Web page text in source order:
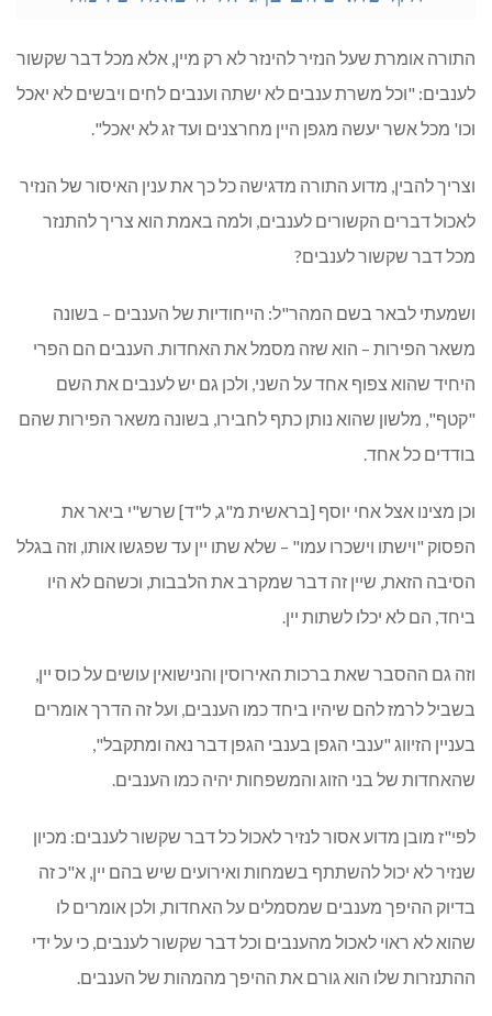
התורה אומרת שעל הנזיר להינזר לא רק מיין, אלא מכל דבר שקשור
לענבים: "וכל משרת ענבים לא ישתה וענבים לחים ויבשים לא יאכל
וכו' מכל אשר יעשה מגפן היין מחרצנים ועד זג לא יאכל".
וצריך להבין, מדוע התורה מדגישה כל כך את ענין האיסור של הנזיר
לאכול דברים הקשורים לענבים, ולמה באמת הוא צריך להתנזר
מכל דבר שקשור לענבים?
ושמעתי לבאר בשם המהר"ל: הייחודיות של הענבים – בשונה
משאר הפירות – הוא שזה מסמל את האחדות. הענבים הם הפרי
היחיד שהוא צפוף אחד על השני, ולכן גם יש לענבים את השם
"קטף", מלשון שהוא נותן כתף לחבירו, בשונה משאר הפירות שהם
בודדים כל אחד.
וכן מצינו אצל אחי יוסף [בראשית מ"ג, ל"ד] שרש"י ביאר את
הפסוק "וישתו וישכרו עמו" – שלא שתו יין עד שפגשו אותו, וזה בגלל
הסיבה הזאת, שיין זה דבר שמקרב את הלבבות, וכשהם לא היו
ביחד, הם לא יכלו לשתות יין.
וזה גם ההסבר שאת ברכות האירוסין והנישואין עושים על כוס יין,
בשביל לרמז להם שיהיו ביחד כמו הענבים, ועל זה הדרך אומרים
בעניין הזיווג "ענבי הגפן בענבי הגפן דבר נאה ומתקבל",
שהאחדות של בני הזוג והמשפחות יהיה כמו הענבים.
לפי"ז מובן מדוע אסור לנזיר לאכול כל דבר שקשור לענבים: מכיון
שנזיר לא יכול להשתתף בשמחות ואירועים שיש בהם יין, א"כ זה
בדיוק ההיפך מענבים שמסמלים על האחדות, ולכן אומרים לו
שהוא לא ראוי לאכול מהענבים וכל דבר שקשור לענבים, כי על ידי
ההתנזרות שלו הוא גורם את ההיפך מהמהות של הענבים.